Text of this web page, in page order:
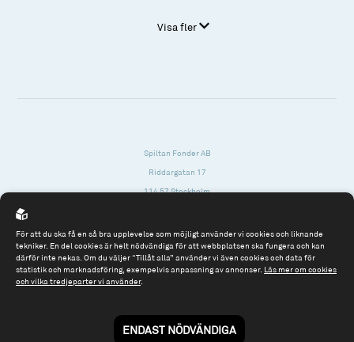
Visa fler
Spiltan Fonder AB
Riddargatan 17
114 57 Stockholm
Tel: 08 - 545 813 40
Till spiltan.se
För att du ska få en så bra upplevelse som möjligt använder vi cookies och liknande
tekniker. En del cookies är helt nödvändiga för att webbplatsen ska fungera och kan
därför inte nekas. Om du väljer “Tillåt alla” använder vi även cookies och data för
statistik och marknadsföring, exempelvis anpassning av annonser. Läs mer om cookies
och vilka tredjeparter vi använder.
ENDAST NÖDVÄNDIGA